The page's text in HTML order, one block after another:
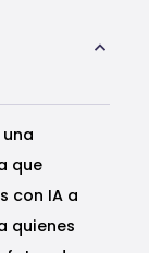
que
con IA a
quienes